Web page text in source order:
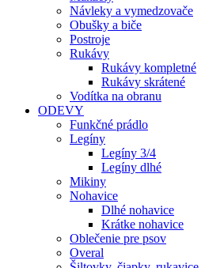
Návleky a vymedzovače
Obušky a biče
Postroje
Rukávy
Rukávy kompletné
Rukávy skrátené
Vodítka na obranu
ODEVY
Funkčné prádlo
Legíny
Legíny 3/4
Legíny dlhé
Mikiny
Nohavice
Dlhé nohavice
Krátke nohavice
Oblečenie pre psov
Overal